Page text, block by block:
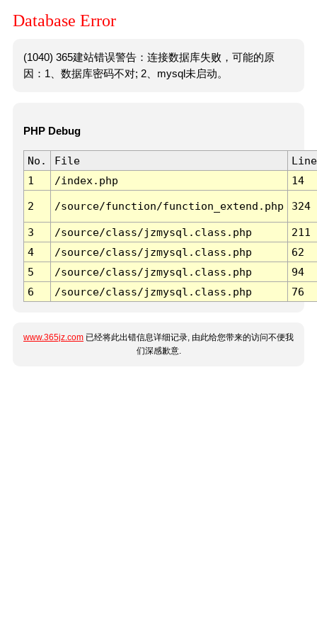
Database Error
(1040) 365建站错误警告：连接数据库失败，可能的原
因：1、数据库密码不对; 2、mysql未启动。
PHP Debug
No. File
Line
1
/index.php 14
2 /source/function/function_extend.php 324
3 /source/class/jzmysql.class.php
211
4
/source/class/jzmysql.class.php
62
5
/source/class/jzmysql.class.php
94
6
/source/class/jzmysql.class.php 76
www.365jz.com 已经将此出错信息详细记录, 由此给您带来的访问不便我
们深感歉意.